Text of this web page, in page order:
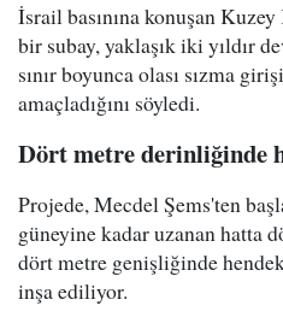
İsrail basınına konuşan
bir subay, yaklaşık iki yıldır
sınır boyunca olası sızma
amaçladığını söyledi.
Dört metre derinliğinde
Projede, Mecdel Şems'ten
güneyine kadar uzanan hatta
dört metre genişliğinde
inşa ediliyor.